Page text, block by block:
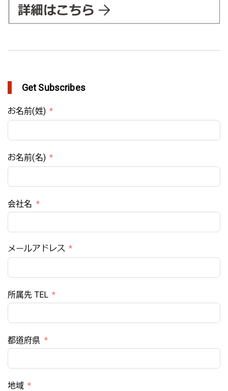
Get Subscribes
お名前(姓)
お名前(名)
会社名
メールアドレス
所属先 TEL
都道府県
地域